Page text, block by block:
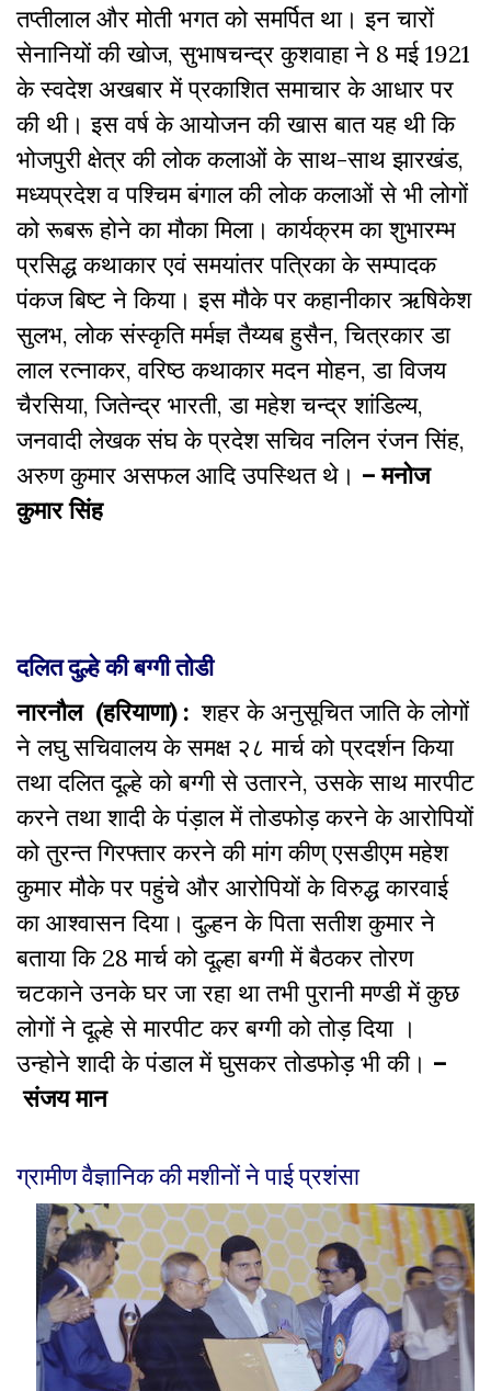
तप्तीलाल और मोती भगत को समर्पित था। इन चारों
सेनानियों की खोज, सुभाषचन्द्र कुशवाहा ने 8 मई 1921
के स्‍वदेश अखबार में प्रकाशित समाचार के आधार पर
की थी। इस वर्ष के आयोजन की खास बात यह थी कि
भोजपुरी क्षेत्र की लोक कलाओं के साथ-साथ झारखंड,
मध्यप्रदेश व पश्चिम बंगाल की लोक कलाओं से भी लोगों
को रूबरू होने का मौका मिला। कार्यक्रम का शुभारम्भ
प्रसिद्ध कथाकार एवं समयांतर पत्रिका के सम्पादक
पंकज बिष्ट ने किया। इस मौके पर कहानीकार ऋषिकेश
सुलभ, लोक संस्कृति मर्मज्ञ तैय्यब हुसैन, चित्रकार डा
लाल रत्नाकर, वरिष्ठ कथाकार मदन मोहन, डा विजय
चैरसिया, जितेन्द्र भारती, डा महेश चन्द्र शांडिल्य,
जनवादी लेखक संघ के प्रदेश सचिव नलिन रंजन सिंह,
अरुण कुमार असफल आदि उपस्थित थे। – मनोज
कुमार सिंह
दलित दुल्हे की बग्गी तोडी
नारनौल (हरियाणा) : शहर के अनुसूचित जाति के लोगों
ने लघु सचिवालय के समक्ष २८ मार्च को प्रदर्शन किया
तथा दलित दूल्हे को बग्गी से उतारने, उसके साथ मारपीट
करने तथा शादी के पंड़ाल में तोडफोड़ करने के आरोपियों
को तुरन्त गिरफ्तार करने की मांग कीण् एसडीएम महेश
कुमार मौके पर पहुंचे और आरोपियों के विरुद्ध कारवाई
का आश्वासन दिया। दुल्हन के पिता सतीश कुमार ने
बताया कि 28 मार्च को दूल्हा बग्गी में बैठकर तोरण
चटकाने उनके घर जा रहा था तभी पुरानी मण्डी में कुछ
लोगों ने दूल्हे से मारपीट कर बग्गी को तोड़ दिया ।
उन्होने शादी के पंडाल में घुसकर तोडफोड़ भी की। –
संजय मान
ग्रामीण वैज्ञानिक की मशीनों ने पाई प्रशंसा